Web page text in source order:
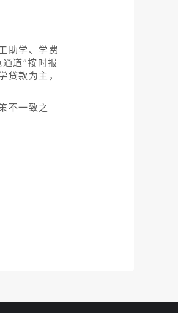
助学、学费
道”按时报
贷款为主，
不一致之